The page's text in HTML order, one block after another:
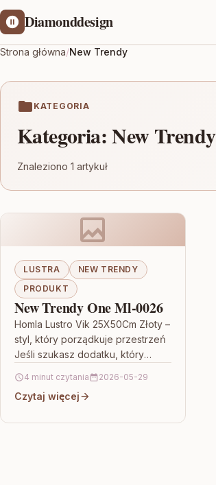
Diamonddesign
Strona główna/New Trendy
KATEGORIA
Kategoria:New Trendy
Znaleziono 1 artykuł
LUSTRA
NEW TRENDY
PRODUKT
New Trendy One Ml-0026
Homla Lustro Vik 25X50Cm Złoty –
styl, który porządkuje przestrzeń
Jeśli szukasz dodatku, który
ma realne zastosowanie, Homla
Lustro Vik…
4 minut czytania 2026-05-29
Czytaj więcej